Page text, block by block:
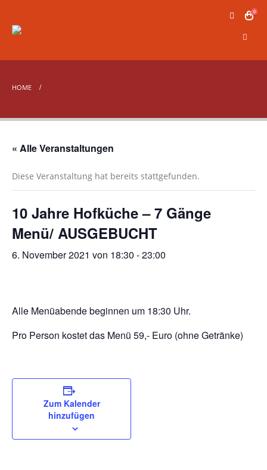
0
HOME
« Alle Veranstaltungen
Diese Veranstaltung hat bereits stattgefunden.
10 Jahre Hofküche – 7 Gänge
Menü/ AUSGEBUCHT
6. November 2021 von 18:30 -23:00
Alle Menüabende beginnen um 18:30 Uhr.
Pro Person kostet das Menü 59,- Euro (ohne Getränke)
Zum Kalender
hinzufügen